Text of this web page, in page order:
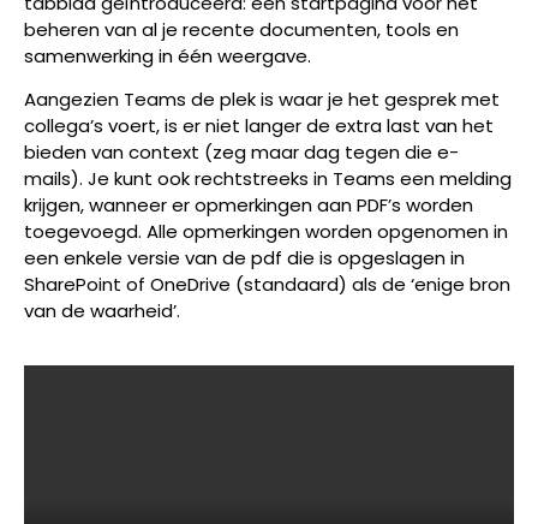
beheren van al je recente documenten, tools en
samenwerking in één weergave.
Aangezien Teams de plek is waar je het gesprek met
collega’s voert, is er niet langer de extra last van het
bieden van context (zeg maar dag tegen die e-
mails). Je kunt ook rechtstreeks in Teams een melding
krijgen, wanneer er opmerkingen aan PDF’s worden
toegevoegd. Alle opmerkingen worden opgenomen in
een enkele versie van de pdf die is opgeslagen in
SharePoint of OneDrive (standaard) als de ‘enige bron
van de waarheid’.